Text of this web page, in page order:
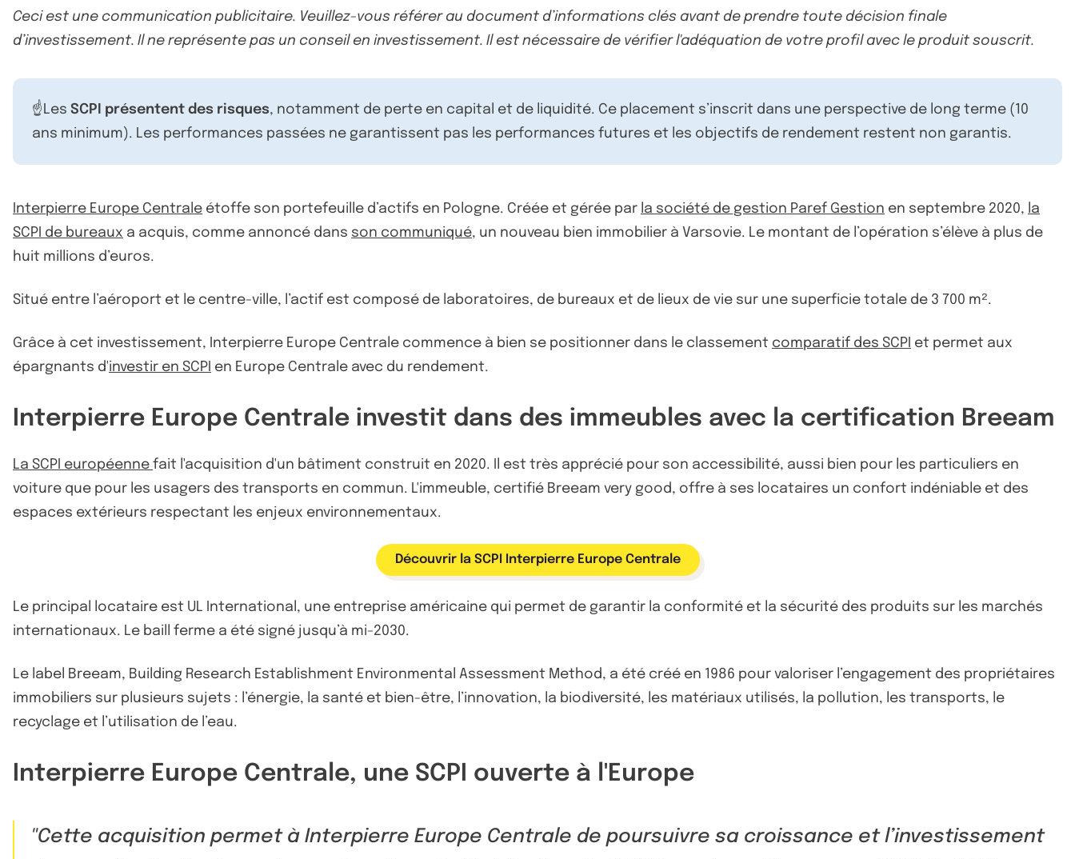
Ceci est une communication publicitaire. Veuillez-vous référer au document d’informations clés avant de prendre toute décision finale
d’investissement. Il ne représente pas un conseil en investissement. Il est nécessaire de vérifier l'adéquation de votre profil avec le produit souscrit.
☝️Les SCPI présentent des risques, notamment de perte en capital et de liquidité. Ce placement s’inscrit dans une perspective de long terme (10
ans minimum). Les performances passées ne garantissent pas les performances futures et les objectifs de rendement restent non garantis.
Interpierre Europe Centrale étoffe son portefeuille d’actifs en Pologne. Créée et gérée par la société de gestion Paref Gestion en septembre 2020, la
SCPI de bureaux a acquis, comme annoncé dans son communiqué, un nouveau bien immobilier à Varsovie. Le montant de l’opération s’élève à plus de
huit millions d’euros.
Situé entre l’aéroport et le centre-ville, l’actif est composé de laboratoires, de bureaux et de lieux de vie sur une superficie totale de 3 700 m².
Grâce à cet investissement, Interpierre Europe Centrale commence à bien se positionner dans le classement comparatif des SCPI et permet aux
épargnants d'investir en SCPI en Europe Centrale avec du rendement.
Interpierre Europe Centrale investit dans des immeubles avec la certification Breeam
La SCPI européenne fait l'acquisition d'un bâtiment construit en 2020. Il est très apprécié pour son accessibilité, aussi bien pour les particuliers en
voiture que pour les usagers des transports en commun. L'immeuble, certifié Breeam very good, offre à ses locataires un confort indéniable et des
espaces extérieurs respectant les enjeux environnementaux.
Découvrir la SCPI Interpierre Europe Centrale
Le principal locataire est UL International, une entreprise américaine qui permet de garantir la conformité et la sécurité des produits sur les marchés
internationaux. Le baill ferme a été signé jusqu’à mi-2030.
Le label Breeam, Building Research Establishment Environmental Assessment Method, a été créé en 1986 pour valoriser l’engagement des propriétaires
immobiliers sur plusieurs sujets : l’énergie, la santé et bien-être, l’innovation, la biodiversité, les matériaux utilisés, la pollution, les transports, le
recyclage et l’utilisation de l’eau.
Interpierre Europe Centrale, une SCPI ouverte à l'Europe
Cette acquisition permet à Interpierre Europe Centrale de poursuivre sa croissance et l’investissement